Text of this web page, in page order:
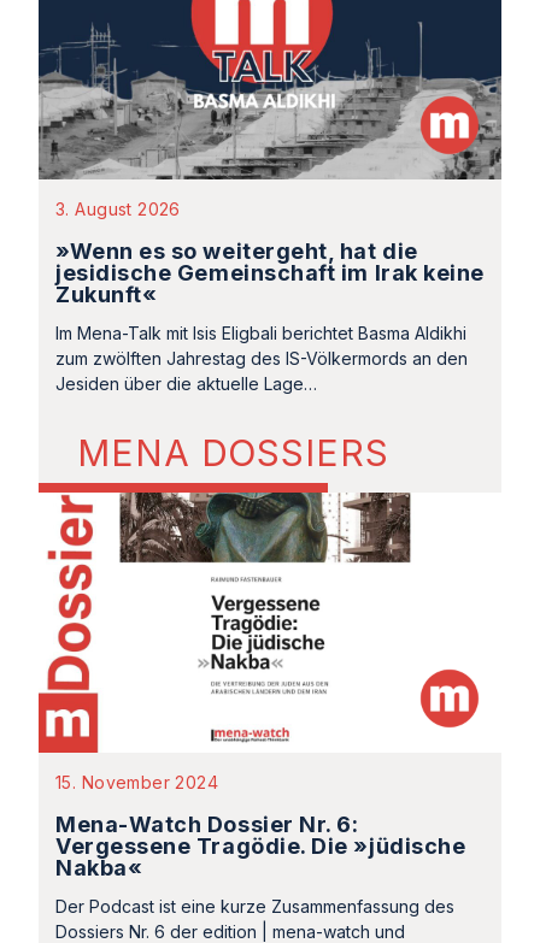
3. August 2026
»Wenn es so weitergeht, hat die
jesidische Gemeinschaft im Irak keine
Zukunft«
Im Mena-Talk mit Isis Eligbali berichtet Basma Aldikhi
zum zwölften Jahrestag des IS-Völkermords an den
Jesiden über die aktuelle Lage…
MENA DOSSIERS
15. November 2024
Mena-Watch Dossier Nr. 6:
Vergessene Tragödie. Die »jüdische
Nakba«
Der Podcast ist eine kurze Zusammenfassung des
Dossiers Nr. 6 der edition | mena-watch und